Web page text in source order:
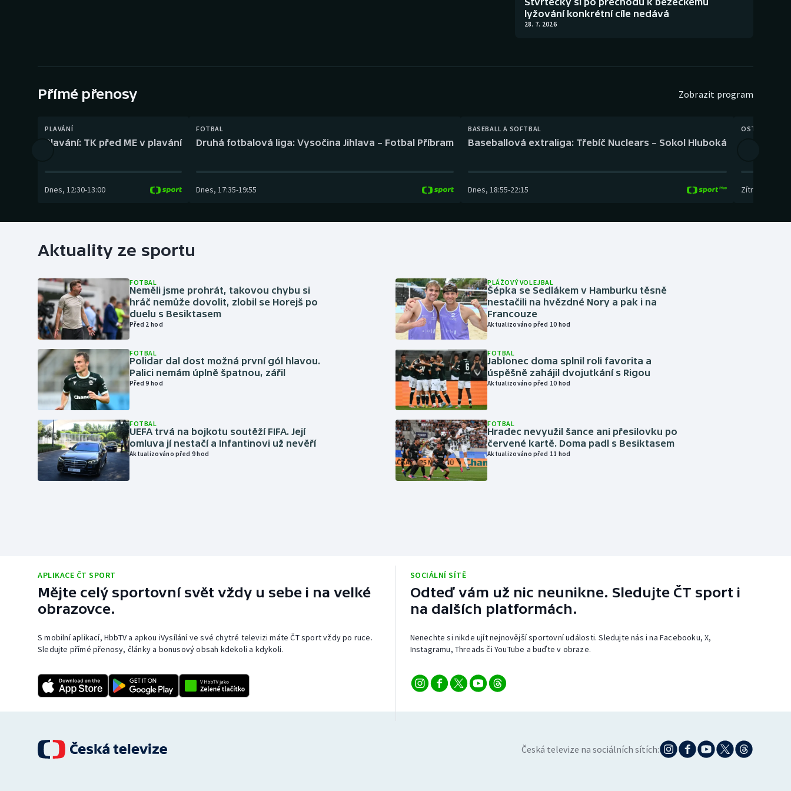
Gymnastika Plážový volejbal
lyžování konkrétní cíle nedává
28. 7. 2026
Přímé přenosy Zobrazit program
PLAVÁNÍ
Plavání: TK před ME v plavání
Dnes, 12:30-13:00
FOTBAL
Druhá fotbalová liga: Vysočina Jihlava – Fotbal Příbram
Dnes, 17:35-19:55
BASEBALL A SOFTBAL
Baseballová extraliga: Třebíč Nuclears – Sokol Hluboká
Dnes, 18:55-22:15
OSTATNÍ
Zítra
Aktuality ze sportu
FOTBAL
Neměli jsme prohrát, takovou chybu si
hráč nemůže dovolit, zlobil se Horejš po
duelu s Besiktasem
Před 2 hod
FOTBAL
Polidar dal dost možná první gól hlavou.
Palici nemám úplně špatnou, zářil
Před 9 hod
FOTBAL
UEFA trvá na bojkotu soutěží FIFA. Její
omluva jí nestačí a Infantinovi už nevěří
Aktualizováno před 9 hod
PLÁŽOVÝ VOLEJBAL
Šépka se Sedlákem v Hamburku těsně
nestačili na hvězdné Nory a pak i na
Francouze
Aktualizováno před 10 hod
FOTBAL
Jablonec doma splnil roli favorita a
úspěšně zahájil dvojutkání s Rigou
Aktualizováno před 10 hod
FOTBAL
Hradec nevyužil šance ani přesilovku po
červené kartě. Doma padl s Besiktasem
Aktualizováno před 11 hod
APLIKACE ČT SPORT
Mějte celý sportovní svět vždy u sebe i na velké
obrazovce.
S mobilní aplikací, HbbTV a apkou iVysílání ve své chytré televizi máte ČT sport vždy po ruce.
Sledujte přímé přenosy, články a bonusový obsah kdekoli a kdykoli.
SOCIÁLNÍ SÍTĚ
Odteď vám už nic neunikne. Sledujte ČT sport i
na dalších platformách.
Nenechte si nikde ujít nejnovější sportovní události. Sledujte nás i na Facebooku, X,
Instagramu, Threads či YouTube a buďte v obraze.
Česká televize na sociálních sítích: